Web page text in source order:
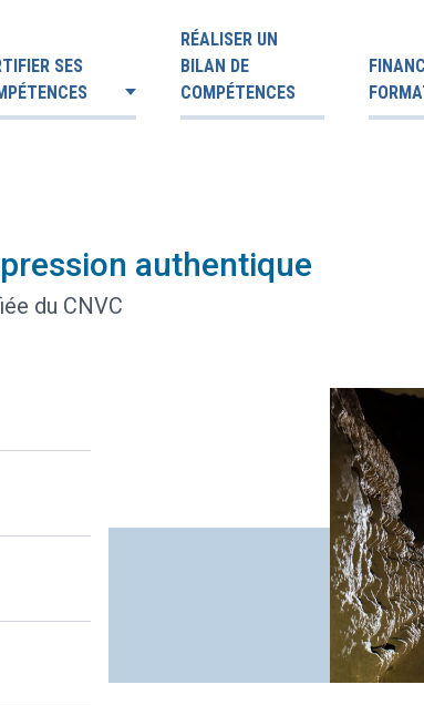
SES
RÉALISER UN
BILAN DE
COMPÉTENCES
authentique
du CNVC